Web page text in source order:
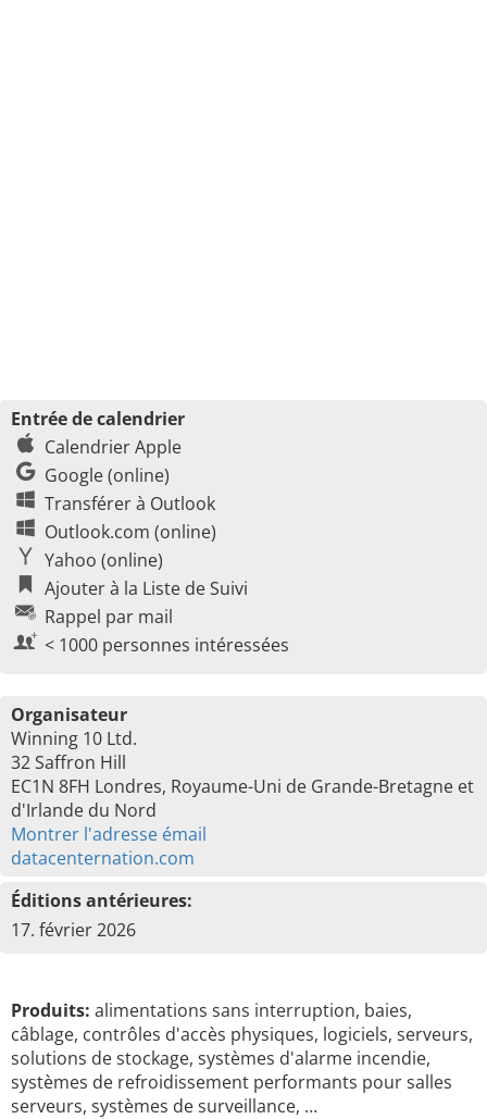
Entrée de calendrier
Calendrier Apple
Google (online)
Transférer à Outlook
Outlook.com (online)
Yahoo (online)
Ajouter à la Liste de Suivi
Rappel par mail
< 1000 personnes intéressées
Organisateur
Winning 10 Ltd.
32 Saffron Hill
EC1N 8FH Londres, Royaume-Uni de Grande-Bretagne et
d'Irlande du Nord
Montrer l'adresse émail
datacenternation.com
Éditions antérieures:
17. février 2026
Produits: alimentations sans interruption, baies,
câblage, contrôles d'accès physiques, logiciels, serveurs,
solutions de stockage, systèmes d'alarme incendie,
systèmes de refroidissement performants pour salles
serveurs, systèmes de surveillance, …